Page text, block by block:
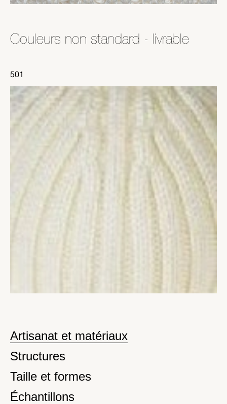
Couleurs non standard - livrable
501
Artisanat et matériaux
Structures
Taille et formes
Échantillons